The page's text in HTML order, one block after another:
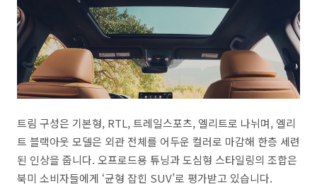
트림 구성은 기본형, RTL, 트레일스포츠, 엘리트로 나뉘며, 엘리
트 블랙아웃 모델은 외관 전체를 어두운 컬러로 마감해 한층 세련
된 인상을 줍니다. 오프로드용 튜닝과 도심형 스타일링의 조합은
북미 소비자들에게 ‘균형 잡힌 SUV’로 평가받고 있습니다.